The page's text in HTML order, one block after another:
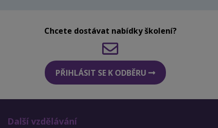
Chcete dostávat nabídky školení?
PŘIHLÁSIT SE K ODBĚRU
Další vzdělávání